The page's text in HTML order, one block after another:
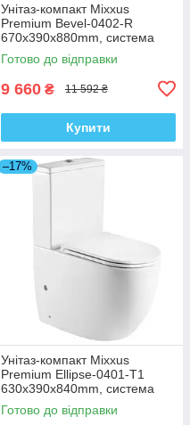
Унітаз-компакт Mixxus
Premium Bevel-0402-R
670x390x880mm, система
змиву RIMLESS (MP6474)
Готово до відправки
9 660 ₴ 11 592 ₴
Купити
–17%
Унітаз-компакт Mixxus
Premium Ellipse-0401-T1
630x390x840mm, система
змиву TORNADO 1.0
(MP6467)
Готово до відправки